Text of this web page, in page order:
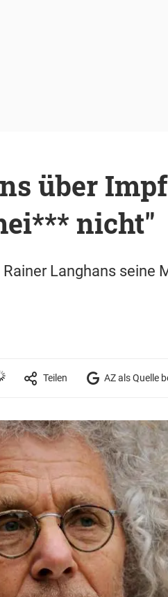
über
nicht"
Langhans seine
Teilen AZ als Quelle